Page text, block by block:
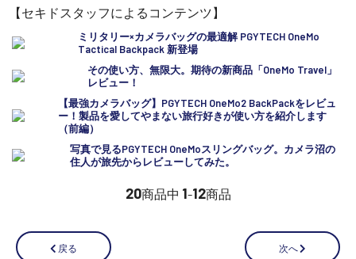
【セキドスタッフによるコンテンツ】
ミリタリー×カメラバッグの最適解 PGYTECH OneMo
Tactical Backpack 新登場
その使い方、無限大。期待の新商品「OneMo Travel」
レビュー！
【最強カメラバッグ】PGYTECH OneMo2 BackPackをレビュ
ー！製品を愛してやまない旅行好きが使い方を紹介します
（前編）
写真で見るPGYTECH OneMoスリングバッグ。カメラ沼の
住人が旅先からレビューしてみた。
20商品中 1-12商品
戻る 次へ